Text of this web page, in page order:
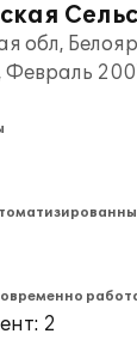
обл,
Февраль
2